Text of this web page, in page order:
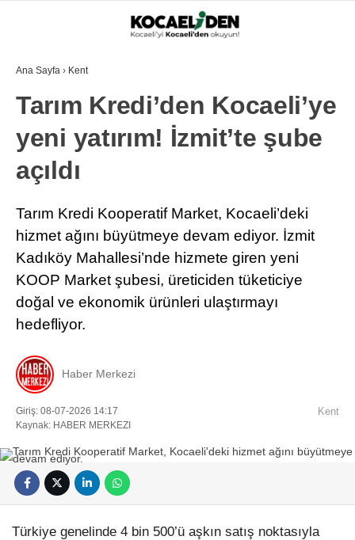
Ana Sayfa › Kent
Tarım Kredi’den Kocaeli’ye
yeni yatırım! İzmit’te şube
açıldı
Tarım Kredi Kooperatif Market, Kocaeli’deki
hizmet ağını büyütmeye devam ediyor. İzmit
Kadıköy Mahallesi’nde hizmete giren yeni
KOOP Market şubesi, üreticiden tüketiciye
doğal ve ekonomik ürünleri ulaştırmayı
hedefliyor.
Haber Merkezi
Giriş: 08-07-2026 14:17
Kaynak: HABER MERKEZI
Kent
Türkiye genelinde 4 bin 500’ü aşkın satış noktasıyla